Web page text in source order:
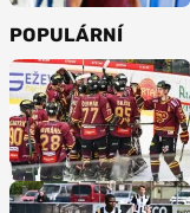
POPULÁRNÍ